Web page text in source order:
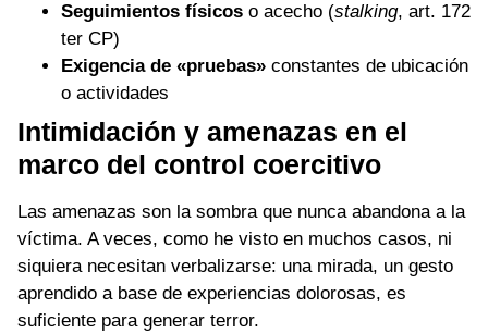
Seguimientos físicos o acecho (stalking, art. 172
ter CP)
Exigencia de «pruebas» constantes de ubicación
o actividades
Intimidación y amenazas en el
marco del control coercitivo
Las amenazas son la sombra que nunca abandona a la
víctima. A veces, como he visto en muchos casos, ni
siquiera necesitan verbalizarse: una mirada, un gesto
aprendido a base de experiencias dolorosas, es
suficiente para generar terror.